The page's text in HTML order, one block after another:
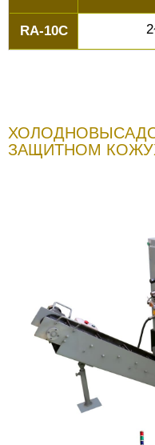
RA-10C
ЗАЩИТНОМ